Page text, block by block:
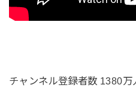
チャンネル登録者数 1380